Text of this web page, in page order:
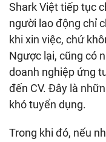
Shark Việt tiếp tục
người lao động chỉ
khi xin việc, chứ
Ngược lại, cũng có
doanh nghiệp ứng
đến CV. Đây là
khó tuyển dụng.
Trong khi đó, nếu